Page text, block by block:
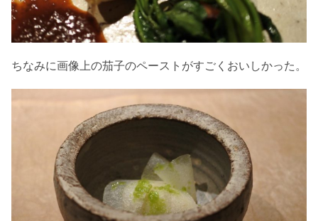
ちなみに画像上の茄子のペーストがすごくおいしかった。